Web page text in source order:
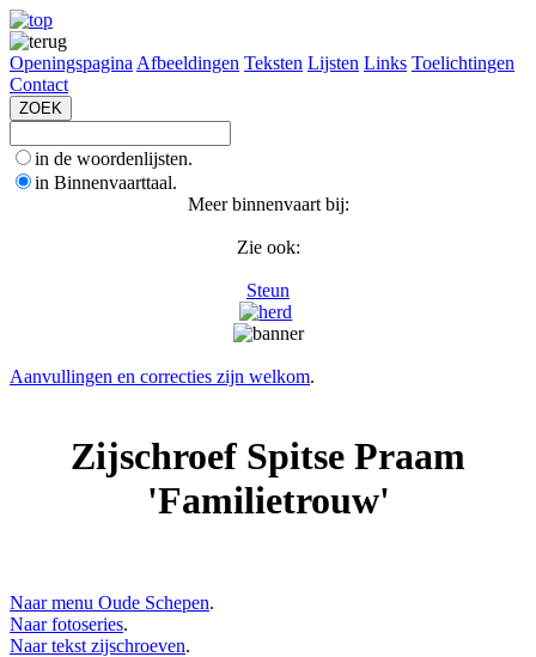
Openingspagina Afbeeldingen Teksten Lijsten Links Toelichtingen
Contact
in de woordenlijsten.
in Binnenvaarttaal.
Meer binnenvaart bij:
Zie ook:
Steun
Aanvullingen en correcties zijn welkom.
Zijschroef Spitse Praam
'Familietrouw'
Naar menu Oude Schepen.
Naar fotoseries.
Naar tekst zijschroeven.